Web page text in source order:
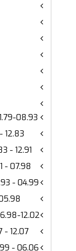
08.93
12.83
- 12.91
- 07.98
- 04.99
12.02
- 12.07
- 06.06